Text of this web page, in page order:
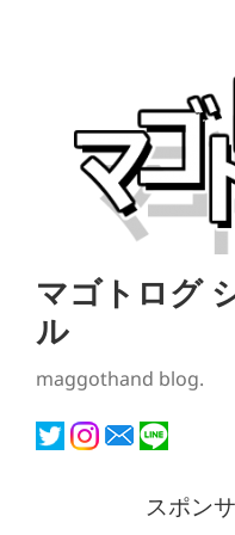
マゴトログ
ル
maggothand blog.
スポン